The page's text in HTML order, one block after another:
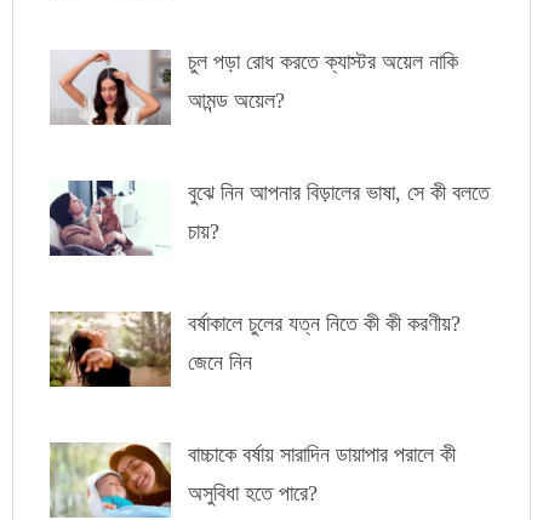
চুল পড়া রোধ করতে ক্যাস্টর অয়েল নাকি
আমন্ড অয়েল?
বুঝে নিন আপনার বিড়ালের ভাষা, সে কী বলতে
চায়?
বর্ষাকালে চুলের যত্ন নিতে কী কী করণীয়?
জেনে নিন
বাচ্চাকে বর্ষায় সারাদিন ডায়াপার পরালে কী
অসুবিধা হতে পারে?